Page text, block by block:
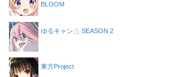
BLOOM
ゆるキャン△ SEASON 2
東方Project